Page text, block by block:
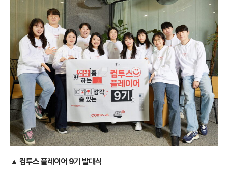
▲ 컴투스 플레이어 9기 발대식